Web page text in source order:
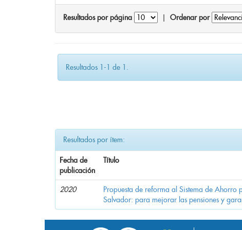
Resultados por página Ordenar por
Resultados 1-1 de 1.
Resultados por ítem:
Fecha de
publicación
Título
2020
Propuesta de reforma al Sistema de Ahorro
Salvador: para mejorar las pensiones y